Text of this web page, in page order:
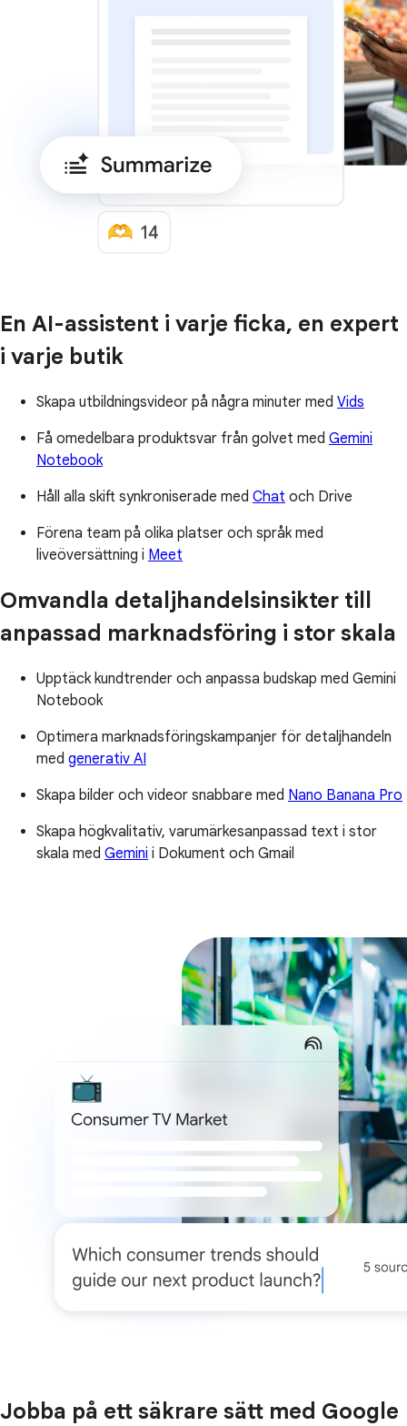
En AI-assistent i varje ficka, en expert
i varje butik
Skapa utbildningsvideor på några minuter med Vids
Få omedelbara produktsvar från golvet med Gemini
Notebook
Håll alla skift synkroniserade med Chat och Drive
Förena team på olika platser och språk med
liveöversättning i Meet
Omvandla detaljhandelsinsikter till
anpassad marknadsföring i stor skala
Upptäck kundtrender och anpassa budskap med Gemini
Notebook
Optimera marknadsföringskampanjer för detaljhandeln
med generativ AI
Skapa bilder och videor snabbare med Nano Banana Pro
Skapa högkvalitativ, varumärkesanpassad text i stor
skala med Gemini i Dokument och Gmail
Jobba på ett säkrare sätt med Google